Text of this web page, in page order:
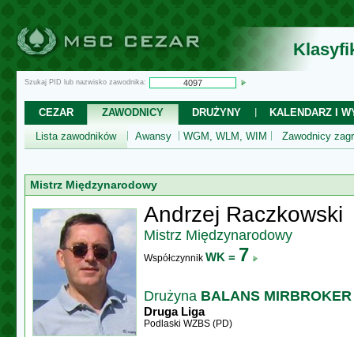
Szukaj PID lub nazwisko zawodnika:
CEZAR ZAWODNICY DRUŻYNY
KALENDARZ I
Lista zawodników
Awansy WGM, WLM, WIM Zawodnicy
Mistrz Międzynarodowy
Andrzej Raczkowski
Mistrz Międzynarodowy
Współczynnik WK = 7
Drużyna BALANS MIRBROKER
Druga Liga
Podlaski WZBS (PD)